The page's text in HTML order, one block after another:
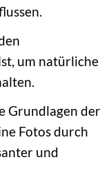
um natürliche
Grundlagen der
Fotos durch
und